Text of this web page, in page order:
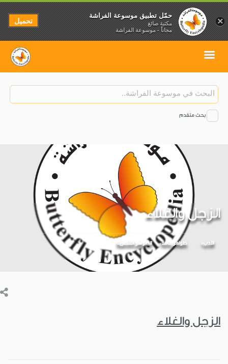
بحث متقدم
الزجل والغلاء
الأدب ظواهر عامة الظواهر الشعرية
الزجل والغلاء
×
حمّل تطبيق موسوعة الفراشة
مكتبة صائغ
مجاناً - موسوعة الفراشة
تحميل